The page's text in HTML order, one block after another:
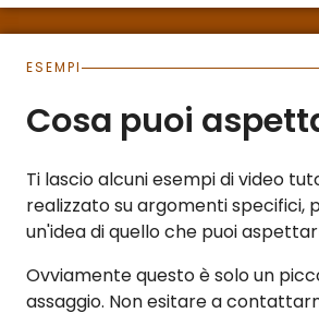
ESEMPI
Cosa puoi
Ti lascio alcuni esempi di video
realizzato su argomenti specifici,
un'idea di quello che puoi
Ovviamente questo è solo un
assaggio. Non esitare a